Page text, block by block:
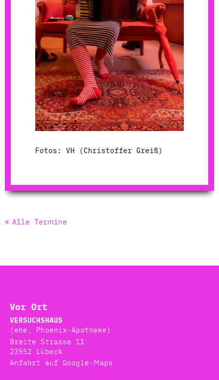
Fotos: VH (Christoffer Greiß)
Alle Termine
Vor Ort
VERSUCHSHAUS
(ehe. Phoenix-Apotheke)
Breite Strasse 11
23552 Lübeck
Anfahrt auf Google-Maps